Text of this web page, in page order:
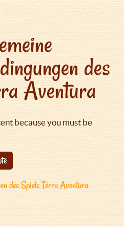
des
Aventura
because you must be
des Spiels Tèrra Aventura